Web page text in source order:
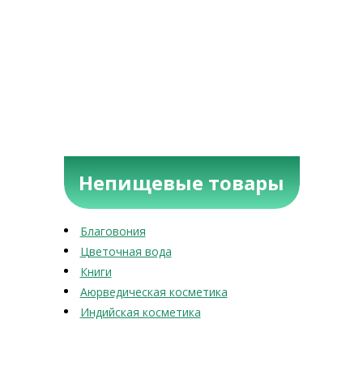
Непищевые товары
Благовония
Цветочная вода
Книги
Аюрведическая косметика
Индийская косметика